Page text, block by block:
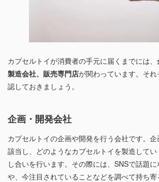
カプセルトイが消費者の手元に届くまでには、
製造会社、販売専門店が関わっています。そ
認しておきましょう。
企画・開発会社
カプセルトイの企画や開発を行う会社です。
該当し、どのようなカプセルトイを製造して
し合いを行います。その際には、SNSで話題
や、今注目されていることなどを調べて持ち